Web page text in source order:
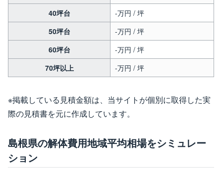
40坪台
-万円 / 坪
50坪台
-万円 / 坪
60坪台
-万円 / 坪
70坪以上
-万円 / 坪
※掲載している見積金額は、当サイトが個別に取得した実
際の見積書を元に作成しています。
島根県の解体費用地域平均相場をシミュレー
ション